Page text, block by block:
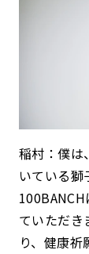
稲村：僕は
いている獅
ていただき
り、健康祈